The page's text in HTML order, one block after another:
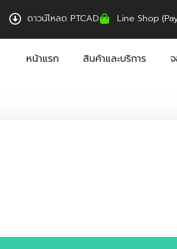
ดาวน์โหลด PTCAD Line Shop
หน้าแรก สินค้าและบริการ